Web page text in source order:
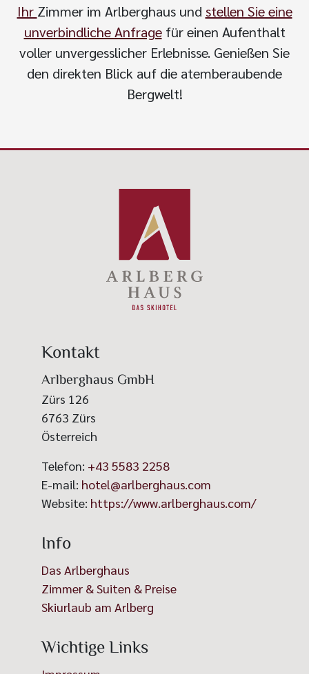
Ihr Zimmer im Arlberghaus und stellen Sie eine
unverbindliche Anfragefür einen Aufenthalt
voller unvergesslicher Erlebnisse. Genießen Sie
den direkten Blick auf die atemberaubende
Bergwelt!
Kontakt
Arlberghaus GmbH
Zürs 126
6763 Zürs
Österreich
Telefon: +43 5583 2258
E-mail: hotel@arlberghaus.com
Website: https://www.arlberghaus.com/
Info
Das Arlberghaus
Zimmer & Suiten & Preise
Skiurlaub am Arlberg
Wichtige Links